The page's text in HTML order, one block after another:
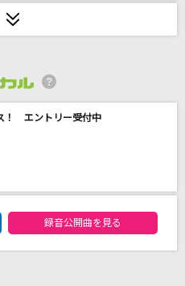
！ エントリー受付中
ントリーランキング
録音公開曲を見る